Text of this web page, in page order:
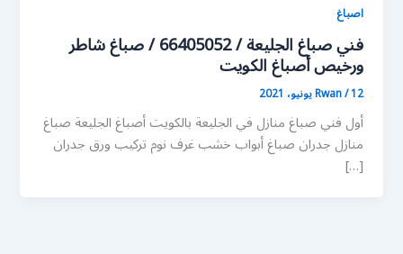
اصباغ
فني صباغ الجليعة / 66405052 / صباغ شاطر
ورخيص أصباغ الكويت
Rwan/12 يونيو، 2021
أول فني صباغ منازل في الجليعة بالكويت أصباغ الجليعة صباغ
منازل جدران صباغ أبواب خشب غرف نوم تركيب ورق جدران
[…]